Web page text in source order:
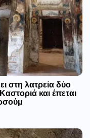
στη λατρεία δύο
και έπεται